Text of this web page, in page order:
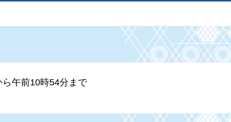
午前10時54分まで